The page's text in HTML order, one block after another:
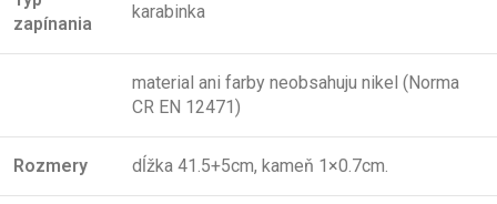
zapínania
karabinka
material ani farby neobsahuju nikel (Norma
CR EN 12471)
Rozmery dĺžka 41.5+5cm, kameň 1×0.7cm.